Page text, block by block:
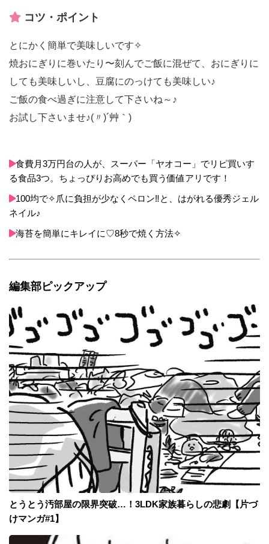
コツ・ポイント
とにかく簡単で美味しいです✧
焼おにぎりに巻いたり〜刻んでご飯に混ぜて、おにぎりに
しても美味しいし、豆腐にのっけても美味しい♪
ご飯の食べ過ぎに注意して下さいね～♪
お試し下さいませ♪(〃)´艸｀)
食費月3万円台の人が、スーパー「ヤオコー」でリピ買いす
る食品3つ。ちょっぴりお高めでも買う価値アリです！
100均で✧爪に負担が少なくペロン‼️と、はがれる優秀ジェル
ネイル♪
海苔を簡単にキレイに♡8秒で焼く方法✧
編集部ピックアップ
とうとう汚部屋の限界突破…！3LDK家族暮らしの悲劇【片づ
けマンガ#1】